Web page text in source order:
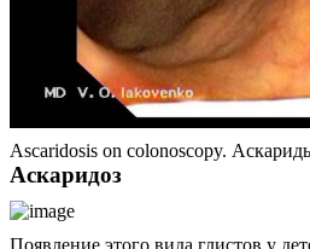
Ascaridosis on colonoscopy.
Аскаридоз
Появление этого вида глистов у